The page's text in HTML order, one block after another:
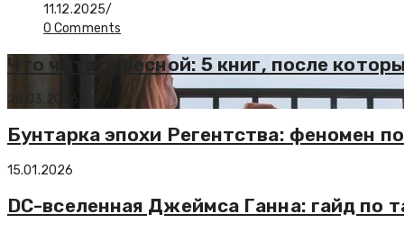
11.12.2025/
0 Comments
Что читать весной: 5 книг, после
28.03.2026
Бунтарка эпохи Регентства: феномен
15.01.2026
DC-вселенная Джеймса Ганна: гайд по